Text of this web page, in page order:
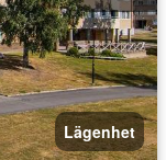
Lägenhet